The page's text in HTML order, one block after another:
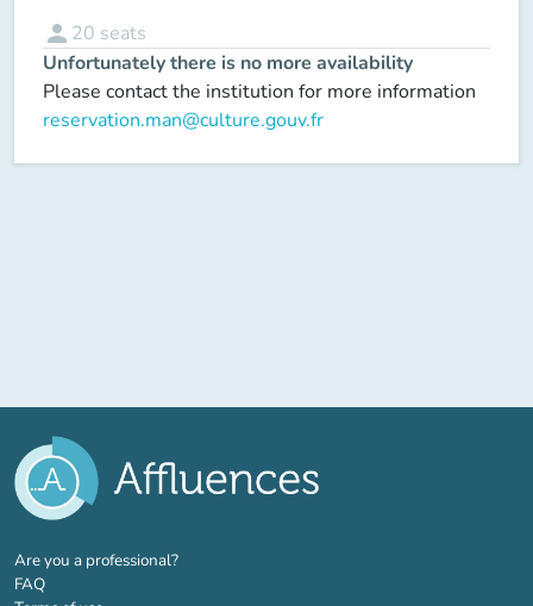
person 20 seats
Unfortunately there is no more availability
Please contact the institution for more information
reservation.man@culture.gouv.fr
Are you a professional?(new tab)
FAQ